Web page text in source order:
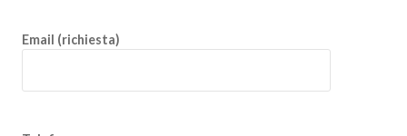
Email (richiesta)